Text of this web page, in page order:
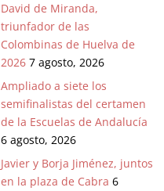
David de Miranda,
triunfador de las
Colombinas de Huelva de
2026 7 agosto, 2026
Ampliado a siete los
semifinalistas del certamen
de la Escuelas de Andalucía
6 agosto, 2026
Javier y Borja Jiménez, juntos
en la plaza de Cabra 6